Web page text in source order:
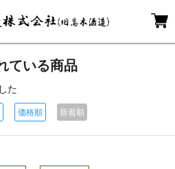
ている商品
た
価格順 新着順